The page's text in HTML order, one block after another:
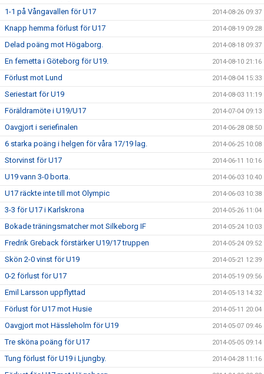
1-1 på Vångavallen för U17 2014-08-26 09:37
Knapp hemma förlust för U17 2014-08-19 09:28
Delad poäng mot Högaborg. 2014-08-18 09:37
En femetta i Göteborg för U19. 2014-08-10 21:16
Förlust mot Lund 2014-08-04 15:33
Seriestart för U19 2014-08-03 11:19
Föräldramöte i U19/U17 2014-07-04 09:13
Oavgjort i seriefinalen 2014-06-28 08:50
6 starka poäng i helgen för våra 17/19 lag. 2014-06-25 10:08
Storvinst för U17 2014-06-11 10:16
U19 vann 3-0 borta. 2014-06-03 10:40
U17 räckte inte till mot Olympic 2014-06-03 10:38
3-3 för U17 i Karlskrona 2014-05-26 11:04
Bokade träningsmatcher mot Silkeborg IF 2014-05-24 10:03
Fredrik Greback förstärker U19/17 truppen 2014-05-24 09:52
Skön 2-0 vinst för U19 2014-05-21 12:39
0-2 förlust för U17 2014-05-19 09:56
Emil Larsson uppflyttad 2014-05-13 14:32
Förlust för U17 mot Husie 2014-05-11 20:04
Oavgjort mot Hässleholm för U19 2014-05-07 09:46
Tre sköna poäng för U17 2014-05-05 09:14
Tung förlust för U19 i Ljungby. 2014-04-28 11:16